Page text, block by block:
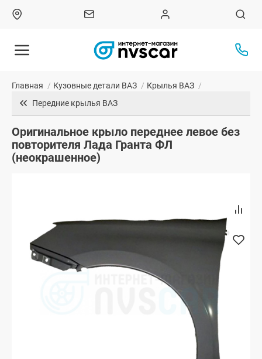
Главная / Кузовные детали ВАЗ / Крылья ВАЗ /
Передние крылья ВАЗ
Оригинальное крыло переднее левое без
повторителя Лада Гранта ФЛ
(неокрашенное)